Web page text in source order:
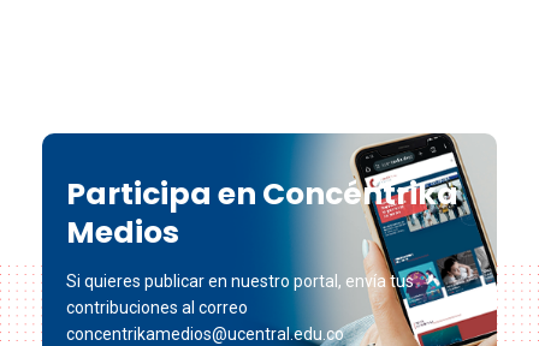
Participa en Concéntrika
Medios
Si quieres publicar en nuestro portal, envía tus
contribuciones al correo
concentrikamedios@ucentral.edu.co